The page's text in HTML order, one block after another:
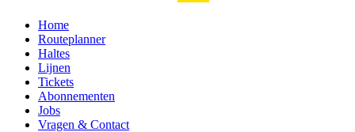
Home
Routeplanner
Haltes
Lijnen
Tickets
Abonnementen
Jobs
Vragen & Contact